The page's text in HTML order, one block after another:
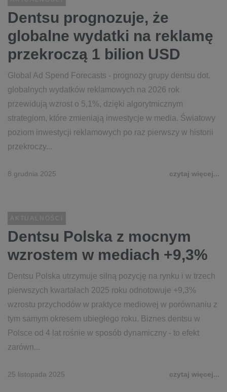
Dentsu prognozuje, że
globalne wydatki na reklamę
przekroczą 1 bilion USD
Global Ad Spend Forecasts - prognozy grupy dentsu dot.
globalnych wydatków reklamowych na 2026 rok
przewidują wzrost o 5,1%, dzięki algorytmicznym
strategiom, które zmieniają inwestycje w media. Światowy
poziom inwestycji reklamowych po raz pierwszy w historii
przekroczy...
8 grudnia 2025 czytaj więcej...
AKTUALNOŚCI
Dentsu Polska z mocnym
wzrostem w mediach +9,3%
Dentsu Polska utrzymuje silną pozycję na rynku i w trzech
pierwszych kwartałach 2025 roku odnotowuje +9,3%
wzrostu przychodów w praktyce mediowej w porównaniu z
tym samym okresem ubiegłego roku. Biznes dentsu w
Polsce od 4 lat rośnie w sposób dynamiczny - to efekt
zarówn...
25 listopada 2025 czytaj więcej...